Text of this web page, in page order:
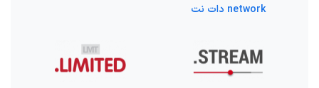
network دات نت